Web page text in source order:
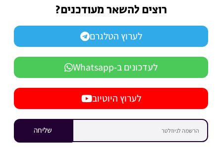
רוצים להשאר מעודכנים?
לערוץ הטלגרם
לעדכונים ב-Whatsapp
לערוץ היוטיוב
שליחה